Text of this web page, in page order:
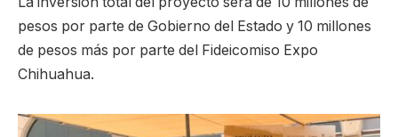
pesos por parte de Gobierno del Estado y 10 millones
de pesos más por parte del Fideicomiso Expo
Chihuahua.